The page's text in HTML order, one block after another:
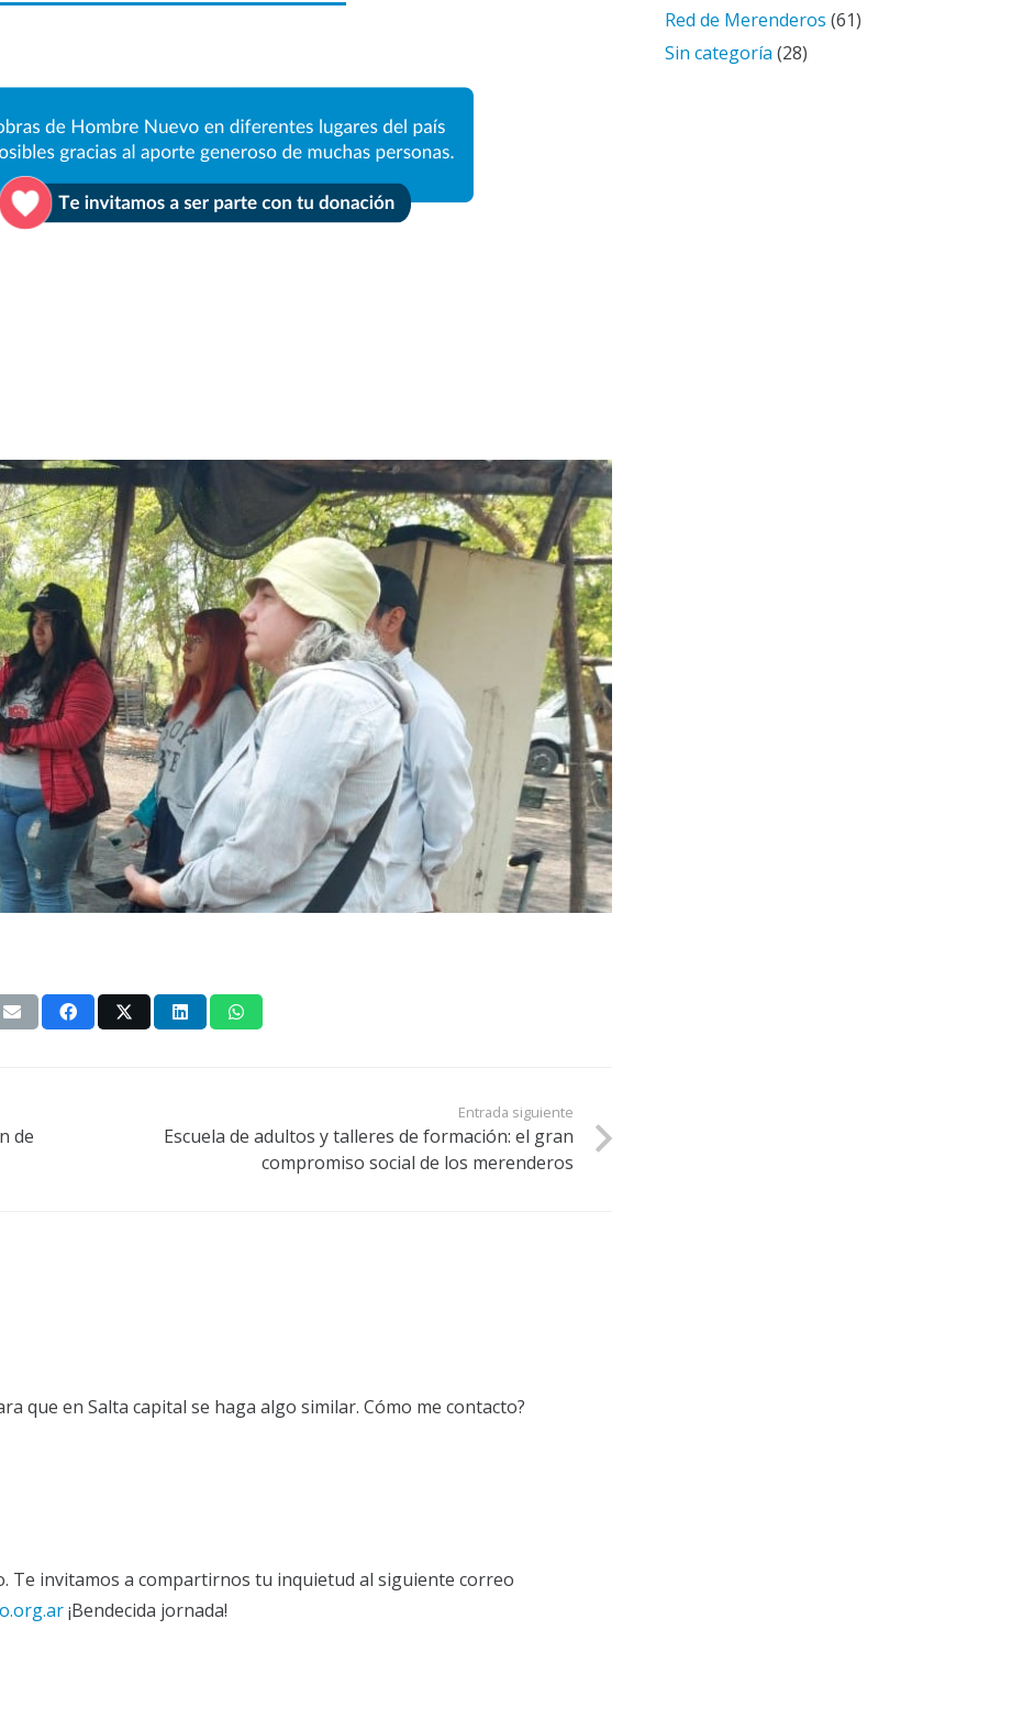
de
Entrada siguiente
Escuela de adultos y talleres de formación: el gran
compromiso social de los merenderos
que en Salta capital se haga algo similar. Cómo me contacto?
Te invitamos a compartirnos tu inquietud al siguiente correo
¡Bendecida jornada!
Red de Merenderos (61)
Sin categoría (28)